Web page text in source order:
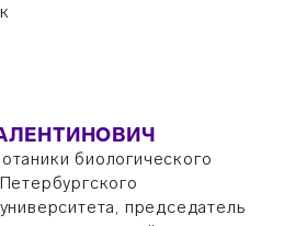
биологического
председатель